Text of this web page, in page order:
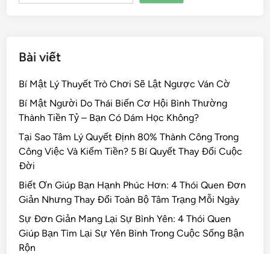
Bài viết
Bí Mật Lý Thuyết Trò Chơi Sẽ Lật Ngược Ván Cờ
Bí Mật Người Do Thái Biến Cơ Hội Bình Thường
Thành Tiền Tỷ – Bạn Có Dám Học Không?
Tại Sao Tâm Lý Quyết Định 80% Thành Công Trong
Công Việc Và Kiếm Tiền? 5 Bí Quyết Thay Đổi Cuộc
Đời
Biết Ơn Giúp Bạn Hạnh Phúc Hơn: 4 Thói Quen Đơn
Giản Nhưng Thay Đổi Toàn Bộ Tâm Trạng Mỗi Ngày
Sự Đơn Giản Mang Lại Sự Bình Yên: 4 Thói Quen
Giúp Bạn Tìm Lại Sự Yên Bình Trong Cuộc Sống Bận
Rộn